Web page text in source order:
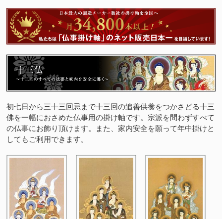
初七日から三十三回忌まで十三回の追善供養をつかさどる十三
佛を一幅におさめた仏事用の掛け軸です。宗派を問わずすべて
の仏事にお飾り頂けます。また、家内安全を願って年中掛けと
してもご利用できます。